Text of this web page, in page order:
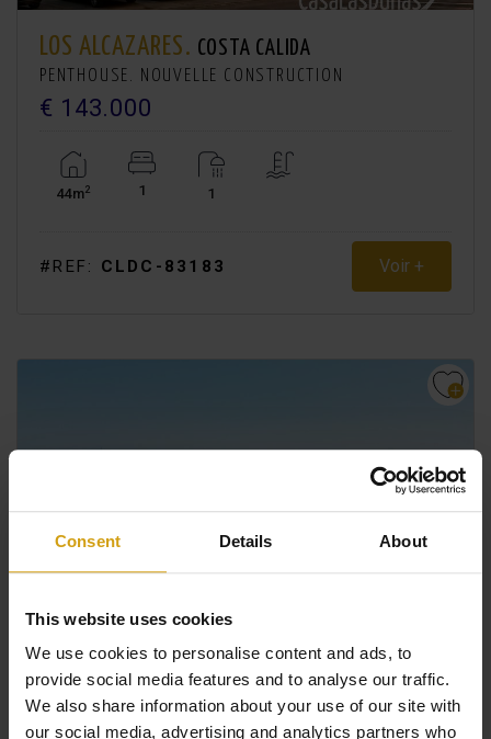
Consent Details About
This website uses cookies
We use cookies to personalise content and ads, to
provide social media features and to analyse our traffic.
We also share information about your use of our site with
our social media, advertising and analytics partners who
LOS ALCAZARES. COSTA CALIDA
PENTHOUSE. NOUVELLE CONSTRUCTION
€ 143.000
44m2 1 1
#REF: CLDC-83183 Voir +
AVILESES. COSTA CALIDA
APPARTEMENT. NOUVELLE CONSTRUCTION